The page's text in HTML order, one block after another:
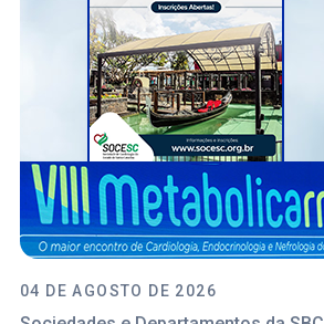
04 DE AGOSTO DE 2026